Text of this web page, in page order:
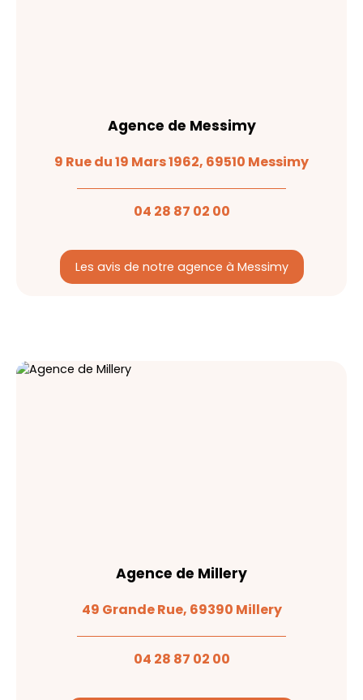
Agence de Messimy
9 Rue du 19 Mars 1962, 69510 Messimy
04 28 87 02 00
Les avis de notre agence à Messimy
Agence de Millery
49 Grande Rue, 69390 Millery
04 28 87 02 00